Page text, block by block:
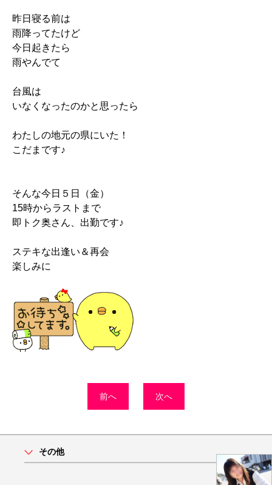
昨日寝る前は
雨降ってたけど
今日起きたら
雨やんでて
台風は
いなくなったのかと思ったら
わたしの地元の県にいた！
こだまです♪
そんな今日５日（金）
15時からラストまで
即トク奥さん、出勤です♪
ステキな出逢い＆再会
楽しみに
前へ 次へ
その他